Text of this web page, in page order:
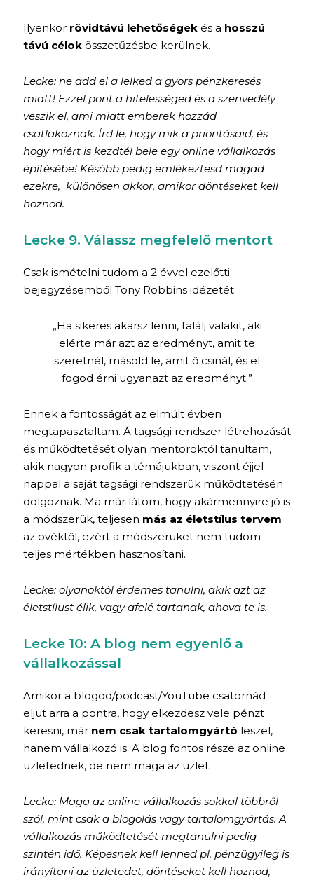
Ilyenkor rövidtávú lehetőségek és a hosszú
távú célok összetűzésbe kerülnek.
Lecke: ne add el a lelked a gyors pénzkeresés
miatt! Ezzel pont a hitelességed és a szenvedély
veszik el, ami miatt emberek hozzád
csatlakoznak. Írd le, hogy mik a prioritásaid, és
hogy miért is kezdtél bele egy online vállalkozás
építésébe! Később pedig emlékeztesd magad
ezekre, különösen akkor, amikor döntéseket kell
hoznod.
Lecke 9. Válassz megfelelő mentort
Csak ismételni tudom a 2 évvel ezelőtti
bejegyzésemből Tony Robbins idézetét:
„Ha sikeres akarsz lenni, találj valakit, aki
elérte már azt az eredményt, amit te
szeretnél, másold le, amit ő csinál, és el
fogod érni ugyanazt az eredményt.”
Ennek a fontosságát az elmúlt évben
megtapasztaltam. A tagsági rendszer létrehozását
és működtetését olyan mentoroktól tanultam,
akik nagyon profik a témájukban, viszont éjjel-
nappal a saját tagsági rendszerük működtetésén
dolgoznak. Ma már látom, hogy akármennyire jó is
a módszerük, teljesen más az életstílus tervem
az övéktől, ezért a módszerüket nem tudom
teljes mértékben hasznosítani.
Lecke: olyanoktól érdemes tanulni, akik azt az
életstílust élik, vagy afelé tartanak, ahova te is.
Lecke 10: A blog nem egyenlő a
vállalkozással
Amikor a blogod/podcast/YouTube csatornád
eljut arra a pontra, hogy elkezdesz vele pénzt
keresni, már nem csak tartalomgyártó leszel,
hanem vállalkozó is. A blog fontos része az online
üzletednek, de nem maga az üzlet.
Lecke: Maga az online vállalkozás sokkal többről
szól, mint csak a blogolás vagy tartalomgyártás. A
vállalkozás működtetését megtanulni pedig
szintén idő. Képesnek kell lenned pl. pénzügyileg is
irányítani az üzletedet, döntéseket kell hoznod,